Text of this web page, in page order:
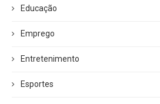
Educação
Emprego
Entretenimento
Esportes